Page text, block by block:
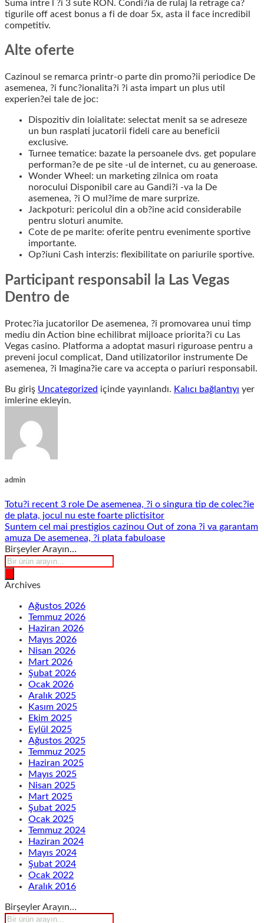
Suma intre l ?i 3 sute RON. Condi?ia de rulaj la retrage ca?
tigurile off acest bonus a fi de doar 5x, asta il face incredibil
competitiv.
Alte oferte
Cazinoul se remarca printr-o parte din promo?ii periodice De
asemenea, ?i func?ionalita?i ?i asta impart un plus util
experien?ei tale de joc:
Dispozitiv din loialitate: selectat menit sa se adreseze
un bun rasplati jucatorii fideli care au beneficii
exclusive.
Turnee tematice: bazate la persoanele dvs. get populare
performan?e de pe site -ul de internet, cu au generoase.
Wonder Wheel: un marketing zilnica om roata
norocului Disponibil care au Gandi?i -va la De
asemenea, ?i O mul?ime de mare surprize.
Jackpoturi: pericolul din a ob?ine acid considerabile
pentru sloturi anumite.
Cote de pe marite: oferite pentru evenimente sportive
importante.
Op?iuni Cash interzis: flexibilitate on pariurile sportive.
Participant responsabil la Las Vegas
Dentro de
Protec?ia jucatorilor De asemenea, ?i promovarea unui timp
mediu din Action bine echilibrat mijloace priorita?i cu Las
Vegas casino. Platforma a adoptat masuri riguroase pentru a
preveni jocul complicat, Dand utilizatorilor instrumente De
asemenea, ?i Imagina?ie care va accepta o pariuri responsabil.
Bu giriş Uncategorized içinde yayınlandı. Kalıcı bağlantıyı yer
imlerine ekleyin.
admin
Totu?i recent 3 role De asemenea, ?i o singura tip de colec?ie
de plata, jocul nu este foarte plictisitor
Suntem cel mai prestigios cazinou Out of zona ?i va garantam
amuza De asemenea, ?i plata fabuloase
Birşeyler Arayın…
Products
search
Archives
Ağustos 2026
Temmuz 2026
Haziran 2026
Mayıs 2026
Nisan 2026
Mart 2026
Şubat 2026
Ocak 2026
Aralık 2025
Kasım 2025
Ekim 2025
Eylül 2025
Ağustos 2025
Temmuz 2025
Haziran 2025
Mayıs 2025
Nisan 2025
Mart 2025
Şubat 2025
Ocak 2025
Temmuz 2024
Haziran 2024
Mayıs 2024
Şubat 2024
Ocak 2022
Aralık 2016
Birşeyler Arayın…
Products